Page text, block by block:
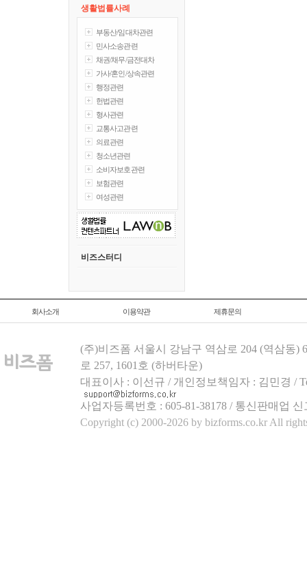
생활법률사례
부동산/임대차관련
민사소송관련
채권/채무/금전대차
가사/혼인/상속관련
행정관련
헌법관련
형사관련
교통사고관련
의료관련
청소년관련
소비자보호관련
보험관련
여성관련
비즈스터디
회사소개 이용약관 제휴문의
(주)비즈폼 서울시 강남구 역삼로 204 (역삼동)
로 257, 1601호 (하버타운)
대표이사 : 이선규 / 개인정보책임자 : 김민경 /
사업자등록번호 : 605-81-38178 / 통신판매업
Copyright (c) 2000-2026 by bizforms.co.kr All